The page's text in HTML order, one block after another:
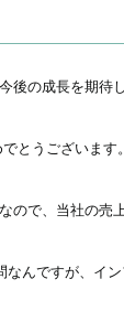
後の成長を期待
とうございます
ので、当社の売
なんですが、イ